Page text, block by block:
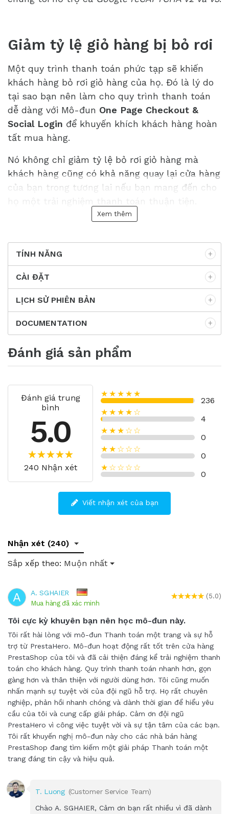
Giảm tỷ lệ giỏ hàng bị bỏ rơi
Một quy trình thanh toán phức tạp sẽ khiến
khách hàng bỏ rơi giỏ hàng của họ. Đó là lý do
tại sao bạn nên làm cho quy trình thanh toán
dễ dàng với Mô-đun One Page Checkout &
Social Login để khuyến khích khách hàng hoàn
tất mua hàng.
Nó không chỉ giảm tỷ lệ bỏ rơi giỏ hàng mà
khách hàng cũng có khả năng quay lại cửa hàng
của bạn trong tương lai nếu bạn mang đến cho
Xem thêm
TÍNH NĂNG
CÀI ĐẶT
LỊCH SỬ PHIÊN BẢN
DOCUMENTATION
Đánh giá sản phẩm
Đánh giá trung
bình
5.0
240 Nhận xét
★★★★★
236
★★★★☆
4
★★★☆☆
0
★★☆☆☆
0
★☆☆☆☆
0
Viết nhận xét của bạn
Nhận xét (240)
Sắp xếp theo: Muộn nhất
A A. SGHAIER
Mua hàng đã xác minh
(5.0)
Tôi cực kỳ khuyên bạn nên học mô-đun này.
Tôi rất hài lòng với mô-đun Thanh toán một trang và sự hỗ
trợ từ PrestaHero. Mô-đun hoạt động rất tốt trên cửa hàng
PrestaShop của tôi và đã cải thiện đáng kể trải nghiệm thanh
toán cho khách hàng. Quy trình thanh toán nhanh hơn, gọn
gàng hơn và thân thiện với người dùng hơn. Tôi cũng muốn
nhấn mạnh sự tuyệt vời của đội ngũ hỗ trợ. Họ rất chuyên
nghiệp, phản hồi nhanh chóng và dành thời gian để hiểu yêu
cầu của tôi và cung cấp giải pháp. Cảm ơn đội ngũ
PrestaHero vì công việc tuyệt vời và sự tận tâm của các bạn.
Tôi rất khuyến nghị mô-đun này cho các nhà bán hàng
PrestaShop đang tìm kiếm một giải pháp Thanh toán một
trang đáng tin cậy và hiệu quả.
T. Luong (Customer Service Team)
Chào A. SGHAIER, Cảm ơn bạn rất nhiều vì đã dành